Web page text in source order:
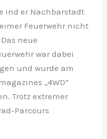
ind er Nachbarstadt
Feuerwehr nicht
neue
war dabei
und wurde am
„4WD“
Trotz extremer
Parcours